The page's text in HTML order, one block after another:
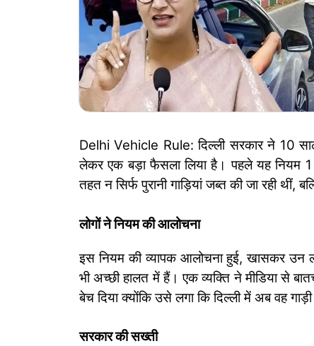
Delhi Vehicle Rule: दिल्ली सरकार ने 10
लेकर एक बड़ा फैसला लिया है। पहले यह
तहत न सिर्फ पुरानी गाड़ियां जब्त की जा रही थीं,
लोगों ने नियम की आलोचना
इस नियम की व्यापक आलोचना हुई, खासकर उन
भी अच्छी हालत में हैं। एक व्यक्ति ने मीडिया से
बेच दिया क्योंकि उसे लगा कि दिल्ली में अब वह
सरकार की सख्ती